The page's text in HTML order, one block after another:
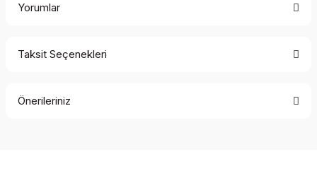
Yorumlar
Taksit Seçenekleri
Önerileriniz